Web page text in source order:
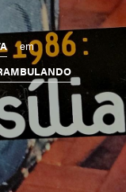
em